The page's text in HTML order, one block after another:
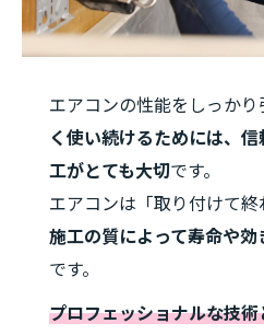
エアコンの性能をしっかり
く使い続けるためには、
工がとても大切です。
エアコンは「取り付けて終
施工の質によって寿命や
です。
プロフェッショナルな技